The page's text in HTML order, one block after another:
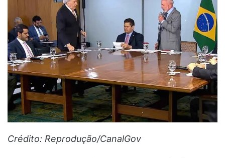
Crédito: Reprodução/CanalGov